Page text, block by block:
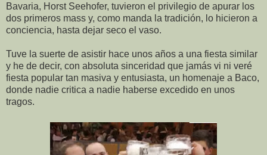
Bavaria, Horst Seehofer, tuvieron el privilegio de apurar los
dos primeros mass y, como manda la tradición, lo hicieron a
conciencia, hasta dejar seco el vaso.
Tuve la suerte de asistir hace unos años a una fiesta similar
y he de decir, con absoluta sinceridad que jamás vi ni veré
fiesta popular tan masiva y entusiasta, un homenaje a Baco,
donde nadie critica a nadie haberse excedido en unos
tragos.